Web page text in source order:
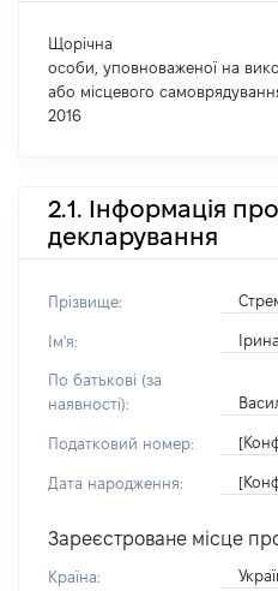
Щорічна
особи, уповноваженої на
або місцевого
2016
2.1. Інформація
декларування
Прізвище:
Ім'я: Ірина
По батькові (за
наявності):
Податковий номер:
Дата народження:
Зареєстроване місце
Країна: